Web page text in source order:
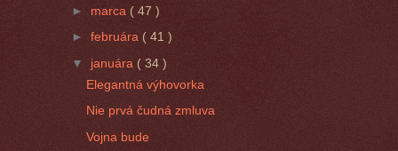
► marca ( 47 )
►februára ( 41 )
▼ januára ( 34 )
Elegantná výhovorka
Nie prvá čudná zmluva
Vojna bude